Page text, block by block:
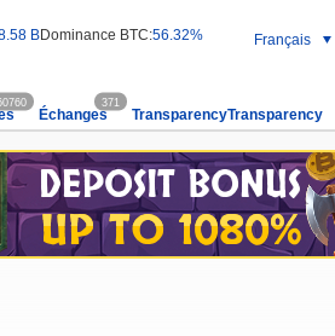
BDominance BTC:56.32% Français
Échanges
371
TransparencyTransparency